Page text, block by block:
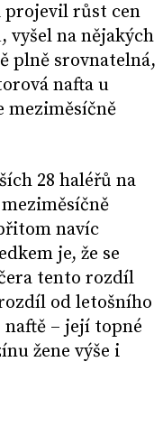
projevil růst cen
vyšel na nějakých
plně srovnatelná,
nafta u
meziměsíčně
28 haléřů na
navíc
je, že se
tento rozdíl
od letošního
naftě – její topné
žene výše i